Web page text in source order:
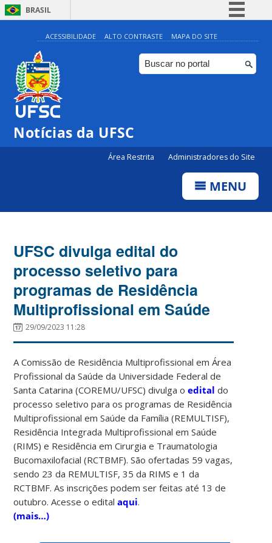
BRASIL
Simplifique!
Comunica BR
Participe
ACESSIBILIDADE ALTO CONTRASTE MAPA DO SITE
Notícias da UFSC
Área Restrita Administradores do Site
MENU
UFSC divulga edital do
processo seletivo para
programas de Residência
Multiprofissional em Saúde
29/09/2023 11:28
A Comissão de Residência Multiprofissional em Área
Profissional da Saúde da Universidade Federal de
Santa Catarina (COREMU/UFSC) divulga oedital do
processo seletivo para os programas de Residência
Multiprofissional em Saúde da Família (REMULTISF),
Residência Integrada Multiprofissional em Saúde
(RIMS) e Residência em Cirurgia e Traumatologia
Bucomaxilofacial (RCTBMF). São ofertadas 59 vagas,
sendo 23 da REMULTISF, 35 da RIMS e 1 da
RCTBMF. As inscrições podem ser feitas até 13 de
outubro. Acesse o editalaqui.
(mais…)